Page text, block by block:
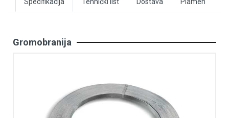
Gromobranija